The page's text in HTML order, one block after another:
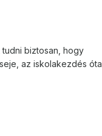
biztosan, hogy
az iskolakezdés óta